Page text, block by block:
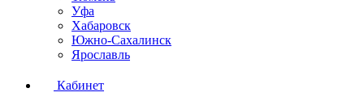
Уфа
Хабаровск
Южно-Сахалинск
Ярославль
Кабинет